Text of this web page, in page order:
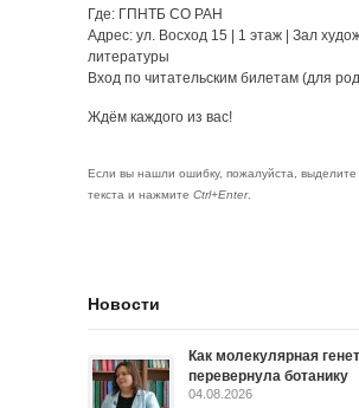
Где: ГПНТБ СО РАН
Адрес: ул. Восход 15 | 1 этаж | Зал
литературы
Вход по читательским билетам (для
Ждём каждого из вас!
Если вы нашли ошибку, пожалуйста,
текста и нажмите Ctrl+Enter.
Новости
Как молекулярная
перевернула ботанику
04.08.2026